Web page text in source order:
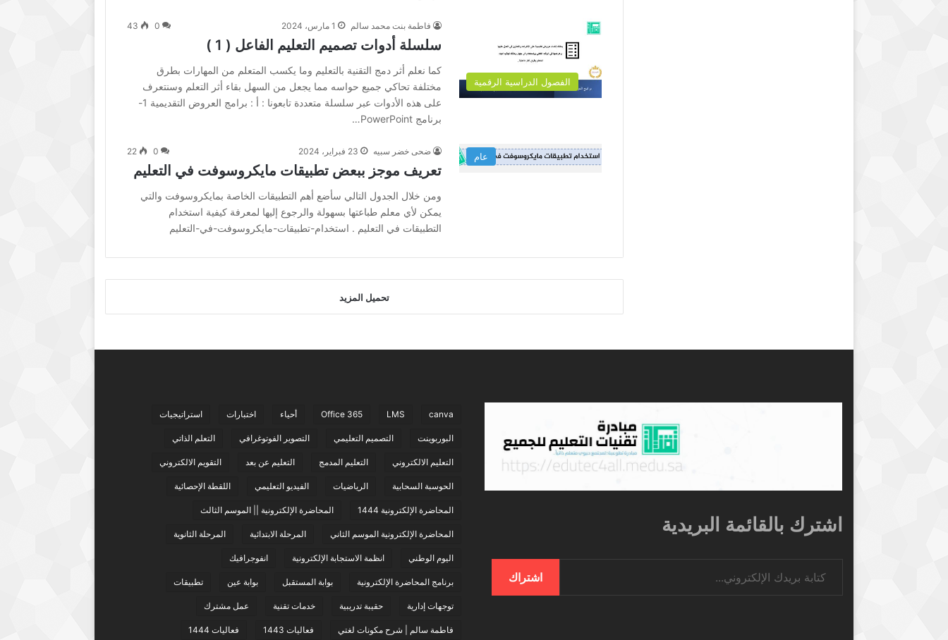
الفصول الدراسية الرقمية
فاطمة بنت محمد سالم 1 مارس، 2024 0
43
سلسلة أدوات تصميم التعليم الفاعل ( 1 )
كما نعلم أثر دمج التقنية بالتعليم وما يكسب المتعلم من المهارات بطرق
مختلفة تحاكي جميع حواسه مما يجعل من السهل بقاء أثر التعلم وسنتعرف
على هذه الأدوات عبر سلسلة متعددة تابعونا : أ : برامج العروض التقديمية 1-
‏برنامج PowerPoint…
عام ضحى خضر سبيه 23 فبراير، 2024 0
22
تعريف موجز ببعض تطبيقات مايكروسوفت في التعليم
ومن خلال الجدول التالي سأضع أهم التطبيقات الخاصة بمايكروسوفت والتي
يمكن لأي معلم طباعتها بسهولة والرجوع إليها لمعرفة كيفية استخدام
التطبيقات في التعليم . استخدام-تطبيقات-مايكروسوفت-في-التعليم
تحميل المزيد
اشترك بالقائمة البريدية
اشتراك
canva
LMS
Office 365 أحياء اختبارات استراتيجيات
البوربوينت التصميم التعليمي التصوير الفوتوغرافي التعلم الذاتي
التعليم الالكتروني التعليم المدمج التعليم عن بعد التقويم الالكتروني
الحوسبة السحابية الرياضيات الفيديو التعليمي اللقطة الإحصائية
المحاضرة الإلكترونية 1444 المحاضرة الإلكترونية || الموسم الثالث
المحاضرة الإلكترونية الموسم الثاني المرحلة الابتدائية المرحلة الثانوية
اليوم الوطني انظمة الاستجابة الإلكترونية انفوجرافيك
برنامج المحاضرة الإلكترونية بوابة المستقبل بوابة عين تطبيقات
توجهات إدارية حقيبة تدريبية خدمات تقنية عمل مشترك
فاطمة سالم | شرح مكونات لغتي فعاليات 1443 فعاليات 1444